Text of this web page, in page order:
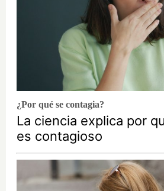
¿Por qué se contagia?
La ciencia explica por
es contagioso